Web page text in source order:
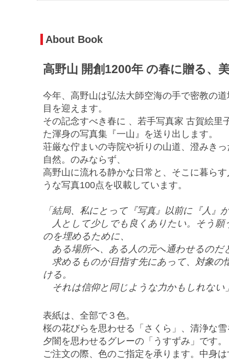
About Book
高野山 開創1200年 の春に贈る、
今年、高野山は弘法大師空海の手で密教の
目を迎えます。
その記念すべき春に 、若手写真家 古賀絵里
た渾身の写真集『一山』を送り出します。
荘厳な佇まいの寺院や祈りの山道、澄みき
自然。のみならず、
高野山に流れる静かな日常と、そこに暮ら
うな写真100点を収載しています。
「結局、私にとって『写真』以前に『人』
人として少しでも良くありたい。そう願
のを埋めるために、
ある場所へ、ある人の元へ通わせるのだ
求めるものが目指す先にあって、対象の
ける。
それは信仰と同じような力かもしれない
表紙は、全部で３色。
桜の花びらを思わせる「さくら」、清浄な
夕闇を思わせるグレーの「うすずみ」です。
ご注文の際、色のご指定を承ります。中身